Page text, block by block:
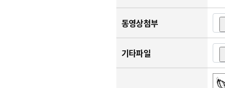
동영상첨부
기타파일